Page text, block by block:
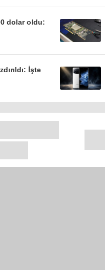
dolar oldu:
İşte